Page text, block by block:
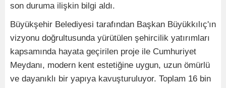
son duruma ilişkin bilgi aldı.
Büyükşehir Belediyesi tarafından Başkan Büyükkılıç'ın
vizyonu doğrultusunda yürütülen şehircilik yatırımları
kapsamında hayata geçirilen proje ile Cumhuriyet
Meydanı, modern kent estetiğine uygun, uzun ömürlü
ve dayanıklı bir yapıya kavuşturuluyor. Toplam 16 bin